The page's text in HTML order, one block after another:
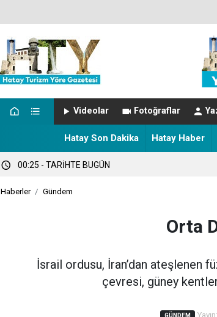
Videolar Fotoğraflar
Hatay Son Dakika Hatay Haber
00:25 - TARİHTE BUGÜN
Haberler Gündem
Orta
İsrail ordusu, İran’dan ateşlenen
çevresi, güney
GÜNDEM